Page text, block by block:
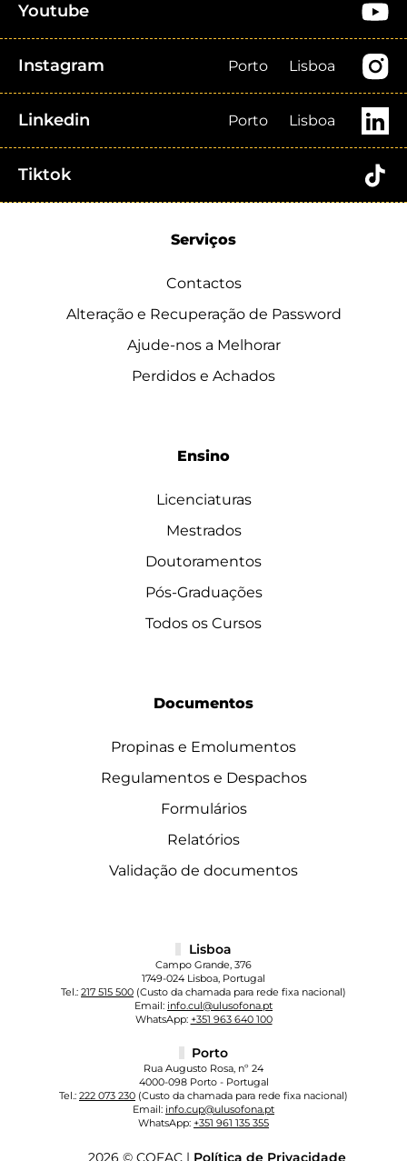
Youtube
Instagram Porto Lisboa
Linkedin Porto Lisboa
Tiktok
Serviços
Contactos
Alteração e Recuperação de Password
Ajude-nos a Melhorar
Perdidos e Achados
Ensino
Licenciaturas
Mestrados
Doutoramentos
Pós-Graduações
Todos os Cursos
Documentos
Propinas e Emolumentos
Regulamentos e Despachos
Formulários
Relatórios
Validação de documentos
Lisboa
Campo Grande, 376
1749-024 Lisboa, Portugal
Tel.: 217 515 500 (Custo da chamada para rede fixa nacional)
Email: info.cul@ulusofona.pt
WhatsApp: +351 963 640 100
Porto
Rua Augusto Rosa, nº 24
4000-098 Porto - Portugal
Tel.: 222 073 230 (Custo da chamada para rede fixa nacional)
Email: info.cup@ulusofona.pt
WhatsApp: +351 961 135 355
2026 © COFAC | Política de Privacidade